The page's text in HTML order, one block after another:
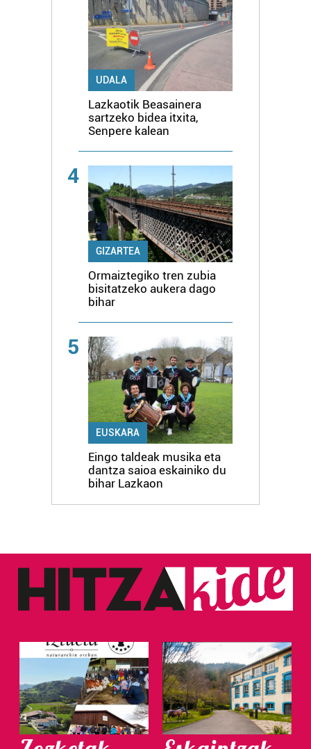
UDALA
Lazkaotik Beasainera
sartzeko bidea itxita,
Senpere kalean
4
GIZARTEA
Ormaiztegiko tren zubia
bisitatzeko aukera dago
bihar
5
EUSKARA
Eingo taldeak musika eta
dantza saioa eskainiko du
bihar Lazkaon